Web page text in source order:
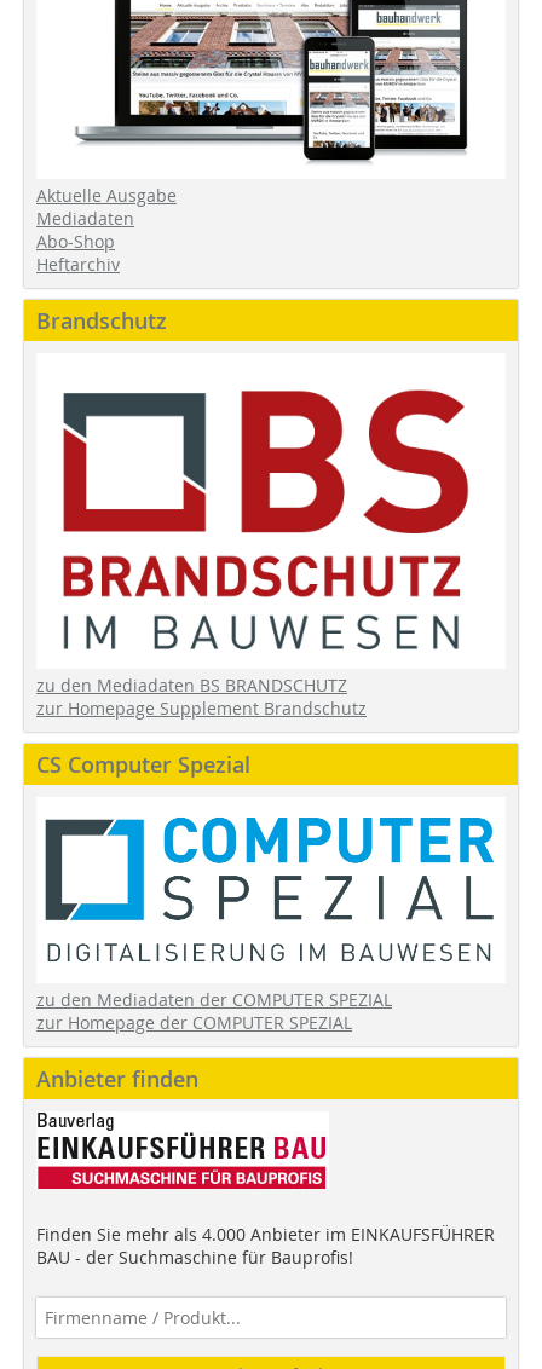
Aktuelle Ausgabe
Mediadaten
Abo-Shop
Heftarchiv
Brandschutz
zu den Mediadaten BS BRANDSCHUTZ
zur Homepage Supplement Brandschutz
CS Computer Spezial
zu den Mediadaten der COMPUTER SPEZIAL
zur Homepage der COMPUTER SPEZIAL
Anbieter finden
Finden Sie mehr als 4.000 Anbieter im EINKAUFSFÜHRER
BAU - der Suchmaschine für Bauprofis!